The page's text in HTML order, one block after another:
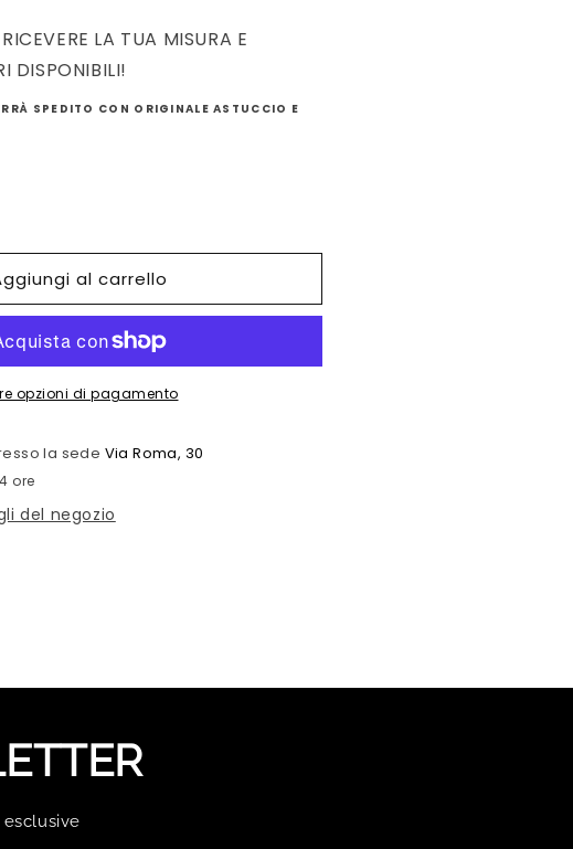
LA TUA MISURA E
DISPONIBILI!
SPEDITO CON ORIGINALE ASTUCCIO E
al carrello
opzioni di pagamento
la sede Via Roma, 30
ore
del negozio